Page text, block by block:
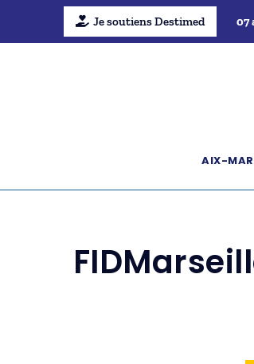
Je soutiens Destimed 07
AIX-